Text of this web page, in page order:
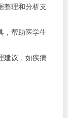
整理和分析支
，帮助医学生
建议，如疾病